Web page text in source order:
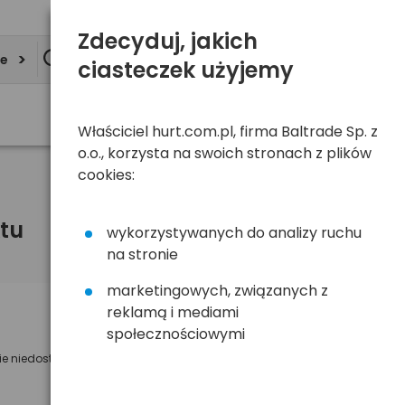
niedostępny
Powiadom mnie o dostępności
Zdecyduj, jakich
ciasteczek użyjemy
Właściciel hurt.com.pl, firma Baltrade Sp. z
o.o., korzysta na swoich stronach z plików
cookies:
wykorzystywanych do analizy ruchu
na stronie
marketingowych, związanych z
reklamą i mediami
społecznościowymi